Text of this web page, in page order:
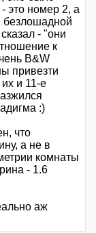
это номер 2, а
безлошадной
- "они
к
B&W
привезти
и 11-е
:)
что
а не в
комнаты
- 1.6
аж